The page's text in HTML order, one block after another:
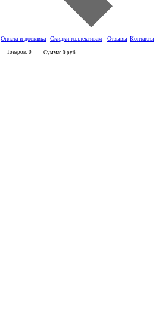
Оплата и доставка Скидки коллективам Отзывы Контакты
Товаров: 0 Сумма: 0 руб.